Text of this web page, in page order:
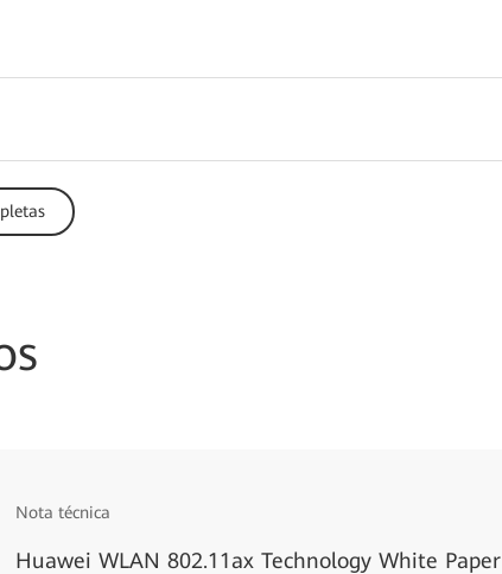
Nota técnica
Huawei WLAN 802.11ax Technology White Paper